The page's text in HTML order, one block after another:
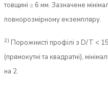
товщині ≥ 6 мм. Зазначене
повнорозмірному екземпляру.
2) Порожнисті профілі з D/T <
(прямокутні та квадратні),
на 2.